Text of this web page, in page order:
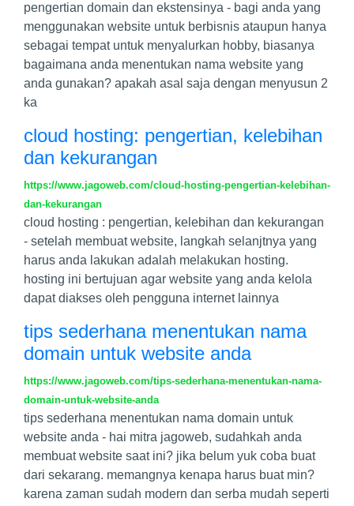
pengertian domain dan ekstensinya - bagi anda yang
menggunakan website untuk berbisnis ataupun hanya
sebagai tempat untuk menyalurkan hobby, biasanya
bagaimana anda menentukan nama website yang
anda gunakan? apakah asal saja dengan menyusun 2
ka
cloud hosting: pengertian, kelebihan
dan kekurangan
https://www.jagoweb.com/cloud-hosting-pengertian-kelebihan-
dan-kekurangan
cloud hosting : pengertian, kelebihan dan kekurangan
- setelah membuat website, langkah selanjtnya yang
harus anda lakukan adalah melakukan hosting.
hosting ini bertujuan agar website yang anda kelola
dapat diakses oleh pengguna internet lainnya
tips sederhana menentukan nama
domain untuk website anda
https://www.jagoweb.com/tips-sederhana-menentukan-nama-
domain-untuk-website-anda
tips sederhana menentukan nama domain untuk
website anda - hai mitra jagoweb, sudahkah anda
membuat website saat ini? jika belum yuk coba buat
dari sekarang. memangnya kenapa harus buat min?
karena zaman sudah modern dan serba mudah seperti